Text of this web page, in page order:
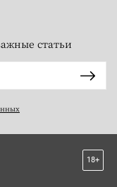
статьи
18+